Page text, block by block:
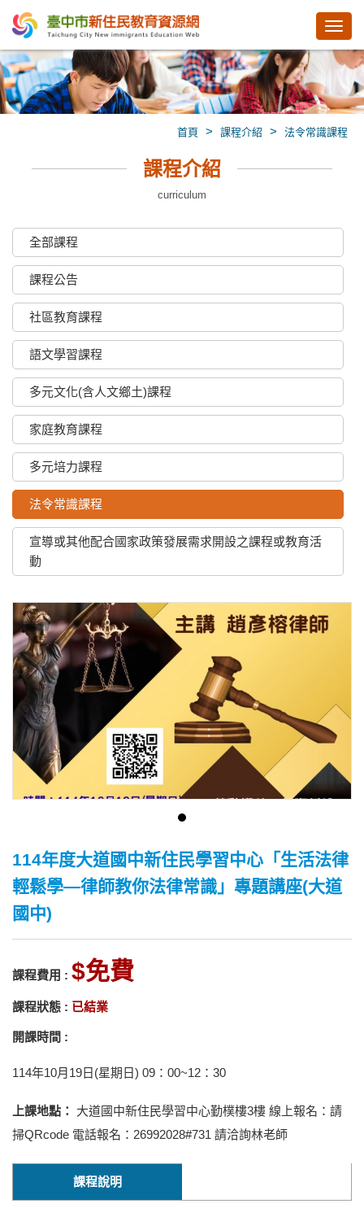
首頁 > 課程介紹 > 法令常識課程
課程介紹
curriculum
全部課程
課程公告
社區教育課程
語文學習課程
多元文化(含人文鄉土)課程
家庭教育課程
多元培力課程
法令常識課程
宣導或其他配合國家政策發展需求開設之課程或教育活
動
114年度大道國中新住民學習中心「生活法律
輕鬆學—律師教你法律常識」專題講座(大道
國中)
課程費用 : 免費
課程狀態 : 已結業
開課時間 :
114年10月19日(星期日) 09：00~12：30
上課地點： 大道國中新住民學習中心勤樸樓3樓 線上報名：請
掃QRcode 電話報名：26992028#731 請洽詢林老師
課程說明